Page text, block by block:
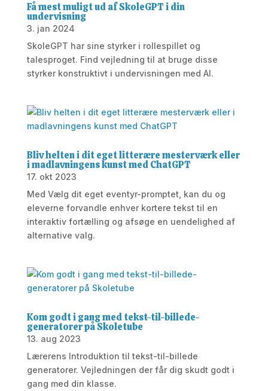
Få mest muligt ud af SkoleGPT i din
undervisning
3. jan 2024
SkoleGPT har sine styrker i rollespillet og
talesproget. Find vejledning til at bruge disse
styrker konstruktivt i undervisningen med AI.
Bliv helten i dit eget litterære mesterværk eller
i madlavningens kunst med ChatGPT
17. okt 2023
Med Vælg dit eget eventyr-promptet, kan du og
eleverne forvandle enhver kortere tekst til en
interaktiv fortælling og afsøge en uendelighed af
alternative valg.
Kom godt i gang med tekst-til-billede-
generatorer på Skoletube
13. aug 2023
Lærerens Introduktion til tekst-til-billede
generatorer. Vejledningen der får dig skudt godt i
gang med din klasse.